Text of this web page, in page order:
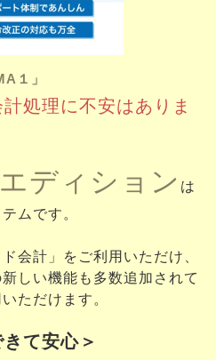
１」
処理に不安はありま
ディション は
ムです。
会計」をご利用いただけ、
しい機能も多数追加されて
ただけます。
て安心＞